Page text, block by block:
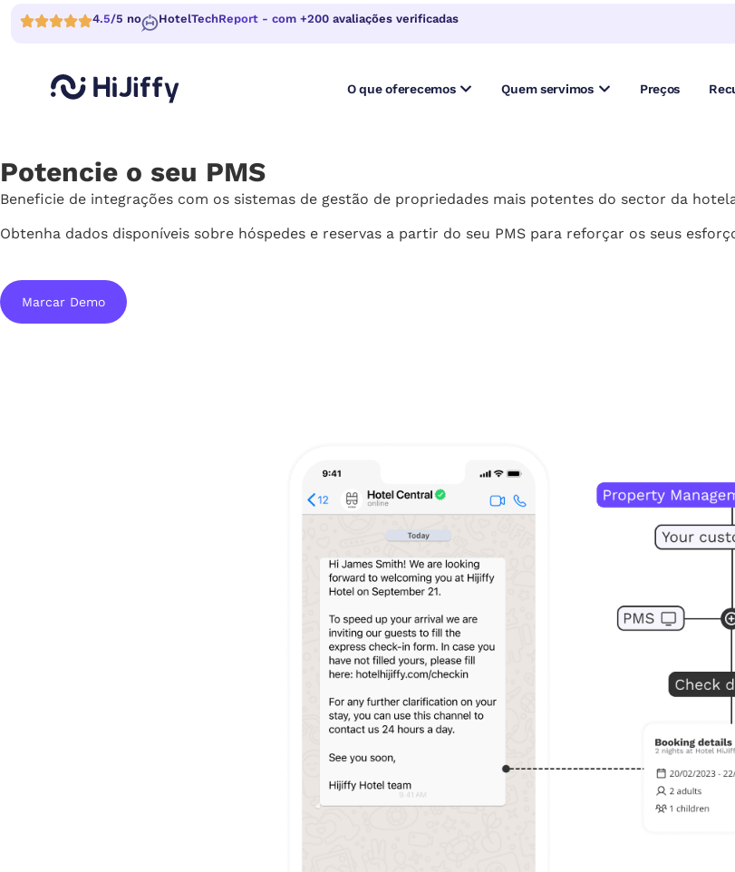
4.5/5 no HotelTechReport - com +200 avaliações verificadas
O que oferecemos Quem servimos Preços
Potencie o seu PMS
Beneficie de integrações com os sistemas de gestão de propriedades mais potentes do sector da
Obtenha dados disponíveis sobre hóspedes e reservas a partir do seu PMS para reforçar os seus
Marcar Demo